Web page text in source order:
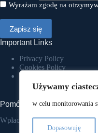
Używamy
w celu monitorowania
Dopasowuję
Wyrażam zgodę na
Important Links
Privacy Policy
Cookies Policy
Pomóż nam pomagać
Wpłacam darowiznę.